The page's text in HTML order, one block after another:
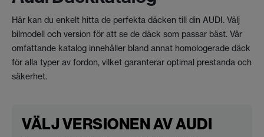
Här kan du enkelt hitta de perfekta däcken till din AUDI. Välj
bilmodell och version för att se de däck som passar bäst. Vår
omfattande katalog innehåller bland annat homologerade däck
för alla typer av fordon, vilket garanterar optimal prestanda och
säkerhet.
VÄLJ VERSIONEN AV AUDI